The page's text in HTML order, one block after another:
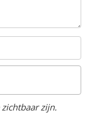
zijn.